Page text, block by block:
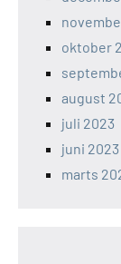
oktober
august
juli 2023
juni 2023
marts